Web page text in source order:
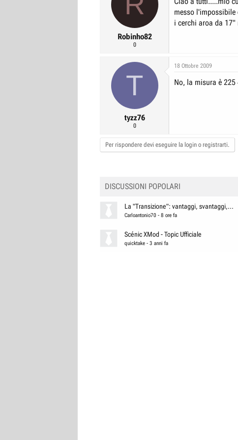
u
s
n
e
Robinho82
0
messo l'impossibile
i cerchi aroa da 17"
T
tyzz76
0
18 Ottobre 2009
No, la misura è 225
Per rispondere devi eseguire la login o registrarti.
DISCUSSIONI POPOLARI
La "Transizione": vantaggi, svantaggi,...
Carloantonio70 - 8 ore fa
Scénic XMod - Topic Ufficiale
quicktake - 3 anni fa